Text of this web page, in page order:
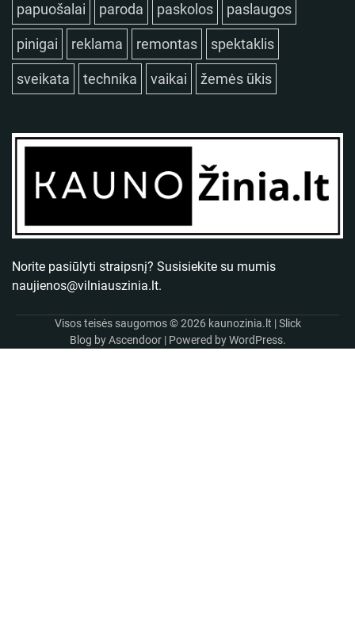
papuošalai paroda paskolos paslaugos
pinigai reklama remontas spektaklis
sveikata technika vaikai žemės ūkis
Norite pasiūlyti straipsnį? Susisiekite su mumis
naujienos@vilniauszinia.lt.
Visos teisės saugomos © 2026 kaunozinia.lt | Slick
Blog byAscendoor| Powered byWordPress.